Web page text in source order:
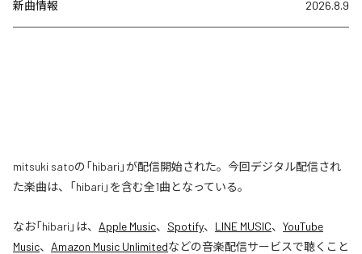
新曲情報 2026.8.9
mitsuki satoの「hibari」が配信開始された。今回デジタル配信され
た楽曲は、「hibari」を含む全1曲となっている。
なお「hibari 」は、 Apple Music、 Spotify、 LINE MUSIC、 YouTube
Music、 Amazon Music Unlimitedなどの音楽配信サービスで聴くこと